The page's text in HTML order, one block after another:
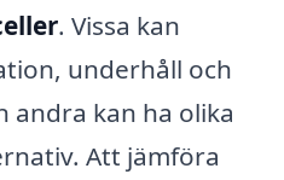
. Vissa kan
underhåll och
andra kan ha olika
Att jämföra